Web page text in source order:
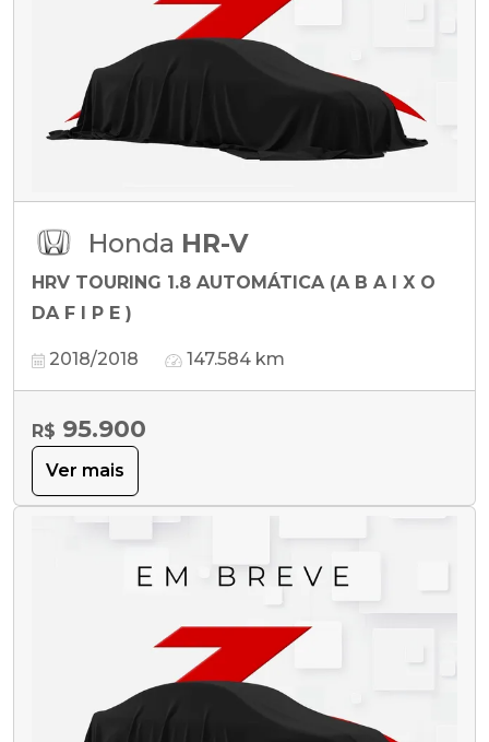
Honda HR-V
HRV TOURING 1.8 AUTOMÁTICA (A B A I X O
DA F I P E )
2018/2018 147.584 km
R$ 95.900
Ver mais